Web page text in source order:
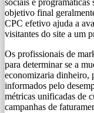
sociais e programáticas
objetivo final
CPC efetivo ajuda a
visitantes do site a um
Os profissionais de
para determinar se a
economizaria dinheiro,
informados pelo
métricas unificadas de
campanhas de